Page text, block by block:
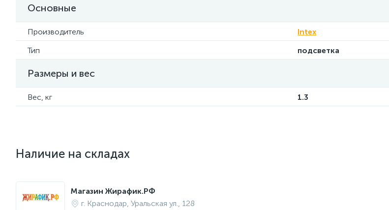
Основные
Производитель
Intex
Тип
подсветка
Размеры и вес
Вес, кг 1.3
Наличие на складах
Магазин Жирафик.РФ
г. Краснодар, Уральская ул., 128